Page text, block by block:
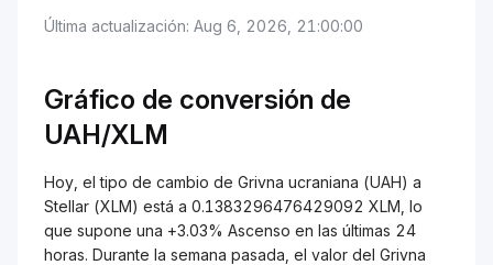
Última actualización: Aug 6, 2026, 21:00:00
Gráfico de conversión de
UAH/XLM
Hoy, el tipo de cambio de Grivna ucraniana (UAH) a
Stellar (XLM) está a 0.1383296476429092 XLM, lo
que supone una +3.03% Ascenso en las últimas 24
horas. Durante la semana pasada, el valor del Grivna